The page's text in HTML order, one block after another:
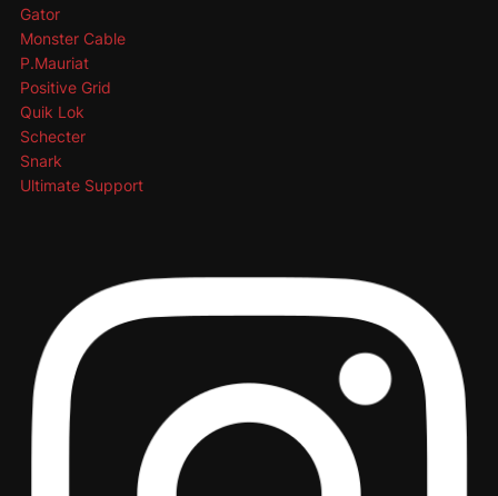
Gator
Monster Cable
P.Mauriat
Positive Grid
Quik Lok
Schecter
Snark
Ultimate Support